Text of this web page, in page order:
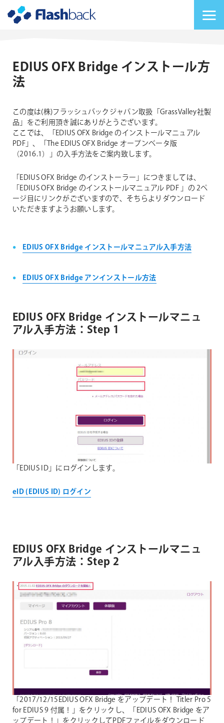
EDIUS OFX Bridge インストール方
法
この度は(株)フラッシュバックジャパン取扱「GrassValley社製
品」をご利用頂き誠にありがとうございます。
ここでは、「EDIUS OFX Bridge のインストールマニュアル
PDF」、「The EDIUS OFX Bridge オープンベータ版
（2016.1）」の入手方法をご案内致します。
「EDIUS OFX Bridge のインストーラー」につきましては、
「EDIUS OFX Bridge のインストールマニュアル PDF 」の 2ペ
ージ目にリンクがございますので、そちらよりダウンロード
いただきますようお願いします。
EDIUS OFX Bridge インストールマニュアル入手方法
EDIUS OFX Bridge アンインストール方法
EDIUS OFX Bridge インストールマニュ
アル入手方法：Step 1
「EDIUS ID」にログインします。
eID (EDIUS ID) ログイン
EDIUS OFX Bridge インストールマニュ
アル入手方法：Step 2
「2017/12/15EDIUS OFX Bridge をアップデート！ Titler Pro 5
for EDIUS 9 付属！」をクリックし、「EDIUS OFX Bridge をア